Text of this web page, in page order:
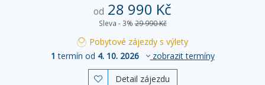
od 28 990 Kč
Sleva - 3% 29 990 Kč
Pobytové zájezdy s výlety
1 termín od 4. 10. 2026 zobrazit termíny
 Detail zájezdu